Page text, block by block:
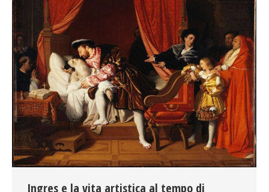
Ingres e la vita artistica al tempo di